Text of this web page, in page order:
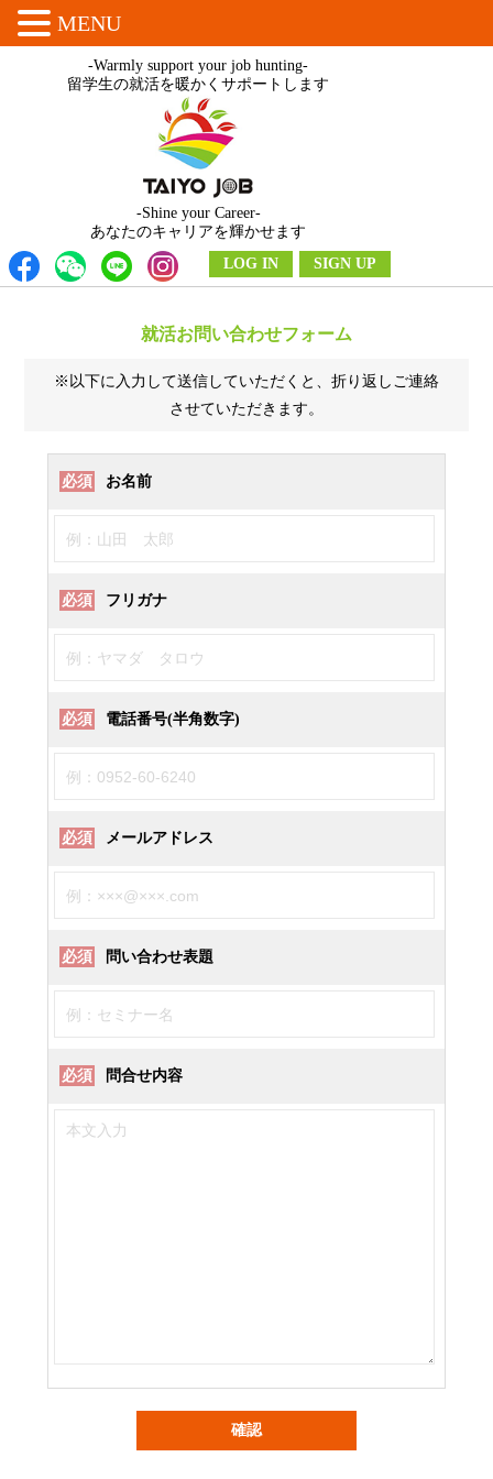
-Warmly support your job hunting-
留学生の就活を暖かくサポートします
-Shine your Career-
あなたのキャリアを輝かせます
SIGN UP
LOG IN
就活お問い合わせフォーム
※以下に入力して送信していただくと、折り返しご連絡
させていただきます。
必須 お名前
必須 フリガナ
必須 電話番号(半角数字)
必須 メールアドレス
必須 問い合わせ表題
必須 問合せ内容
MENU